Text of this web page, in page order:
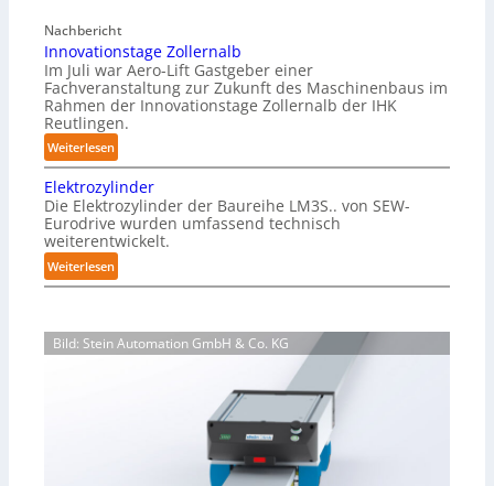
e
i
e
u
n
d
k
o
r
r
o
s
i
n
s
g
a
z
n
-
B
e
l
a
d
n
ü
Nachbericht
Innovationstage Zollernalb
Im Juli war Aero-Lift Gastgeber einer
Fachveranstaltung zur Zukunft des Maschinenbaus im
Rahmen der Innovationstage Zollernalb der IHK
Reutlingen.
Weiterlesen:
I
n
n
o
v
a
t
o
n
Elektrozylinder
Die Elektrozylinder der Baureihe LM3S.. von SEW-
Eurodrive wurden umfassend technisch
weiterentwickelt.
Weiterlesen:
E
k
Bild: Stein Automation GmbH & Co. KG